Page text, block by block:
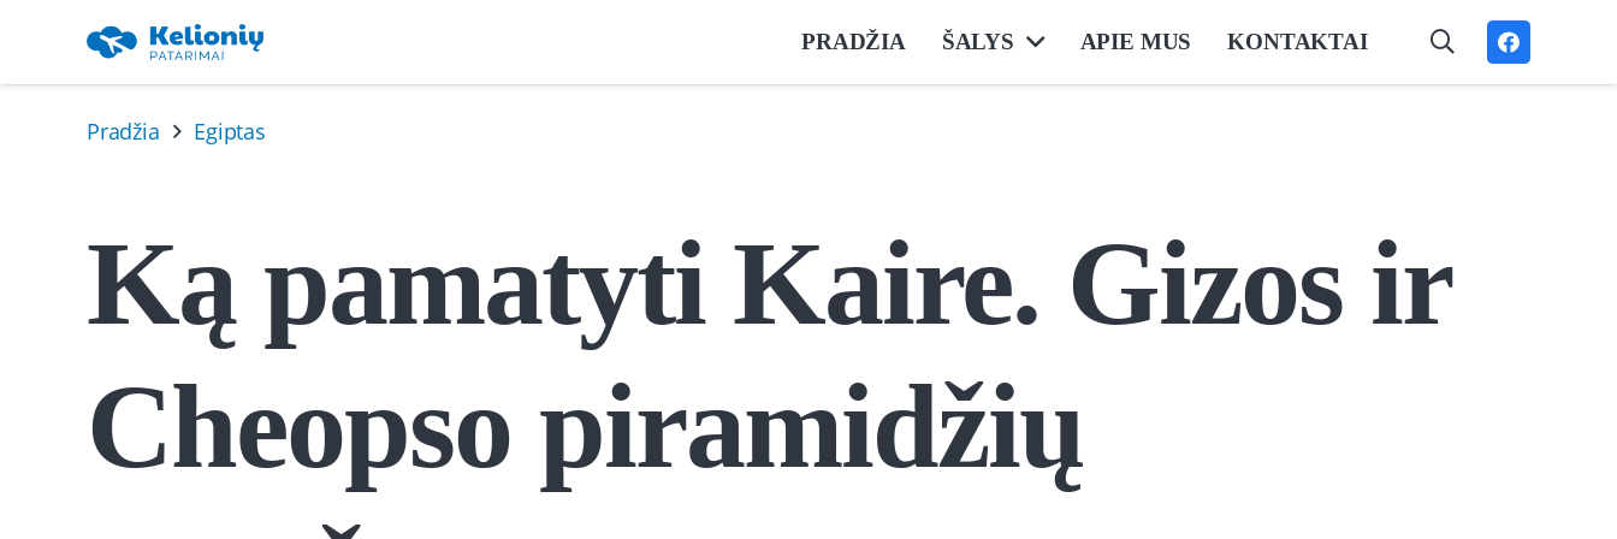
PRADŽIA ŠALYS APIE MUS KONTAKTAI
Pradžia Egiptas
Ką pamatyti Kaire. Gizos ir
Cheopso piramidžių